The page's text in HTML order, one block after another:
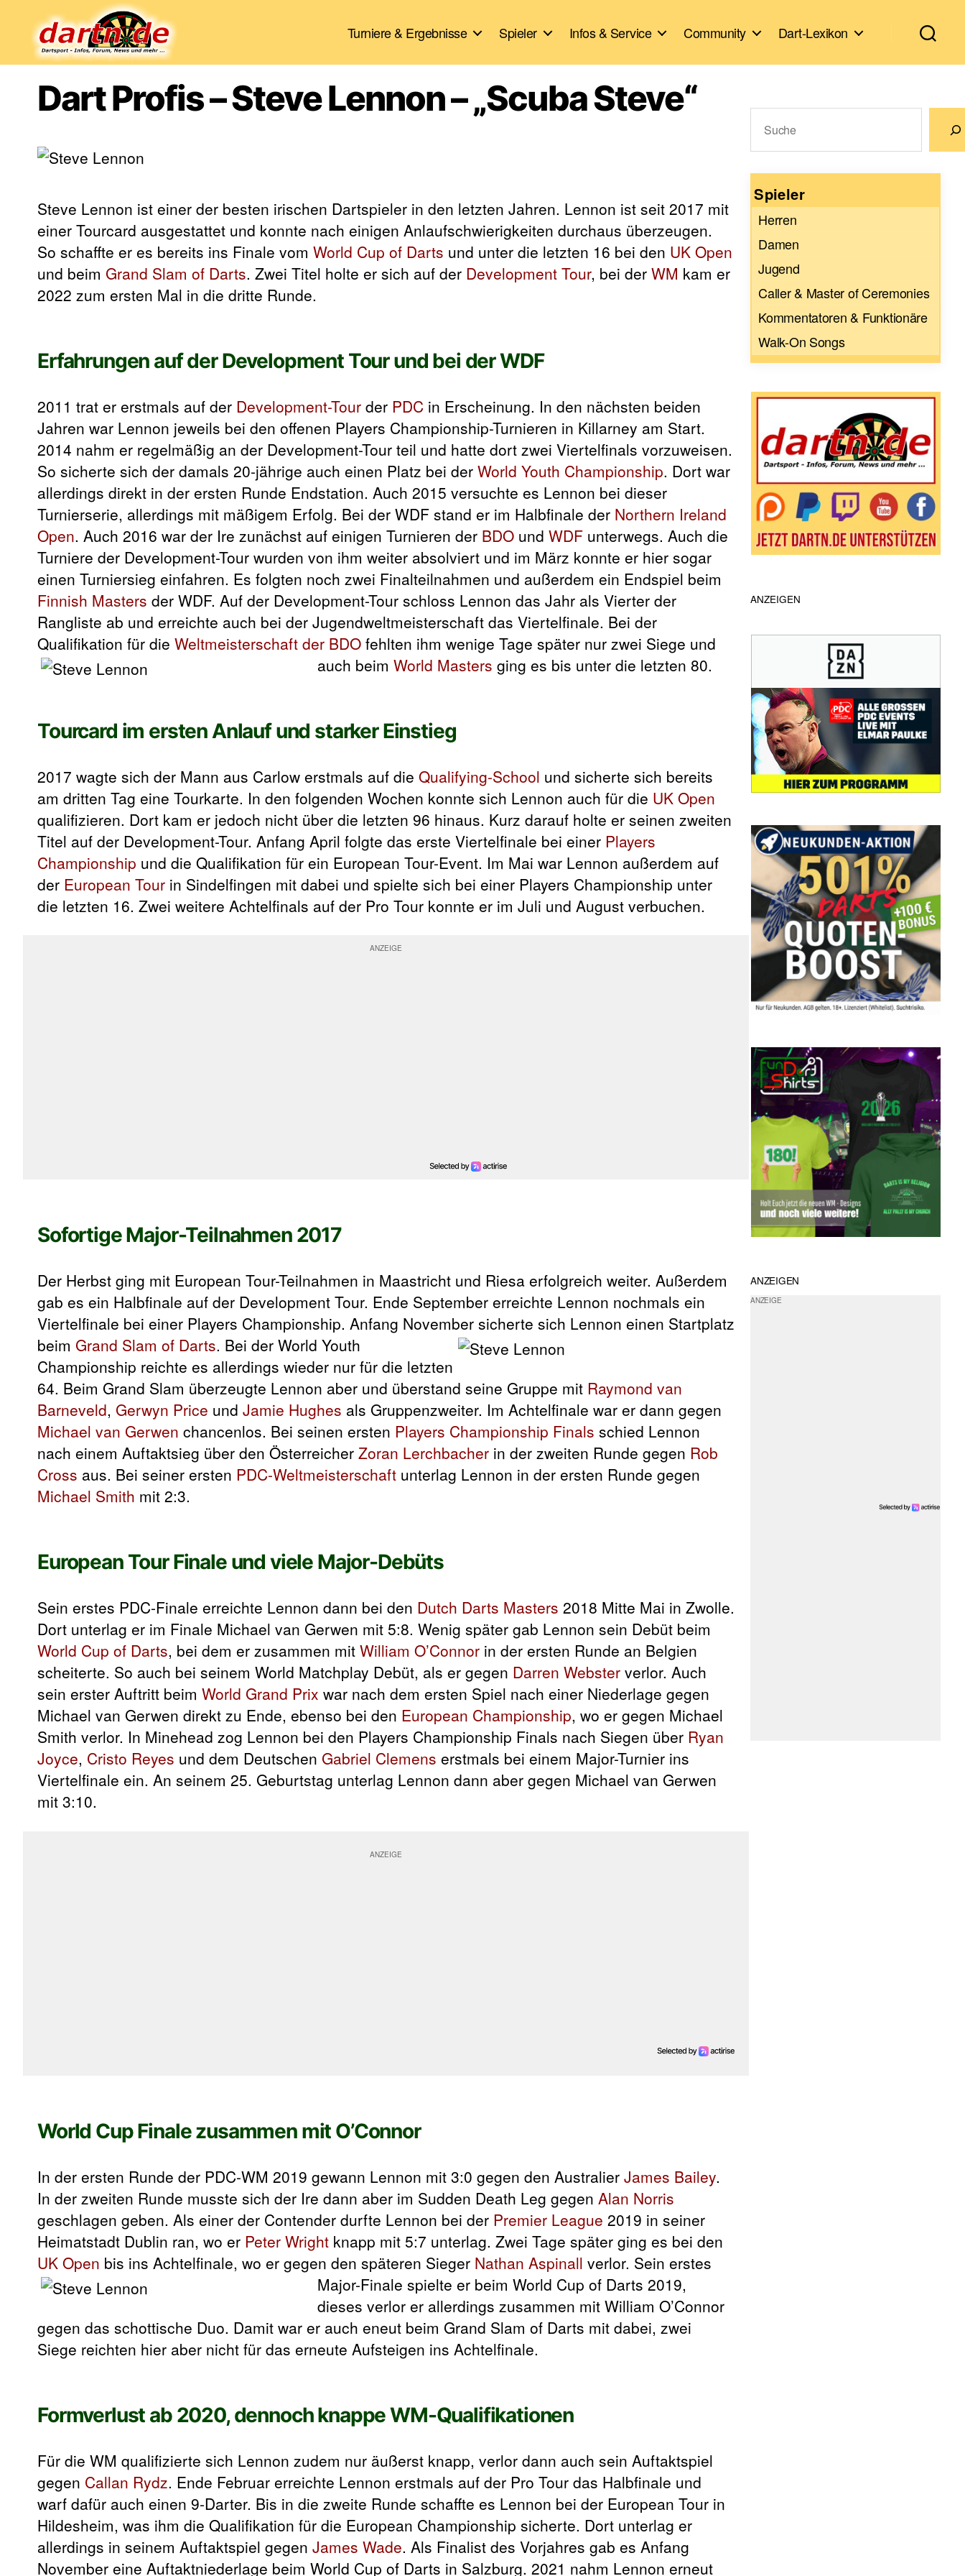
Turniere & Ergebnisse Spieler Infos & Service Community Dart-Lexikon
Dart Profis – Steve Lennon – „Scuba Steve“
Steve Lennon ist einer der besten irischen Dartspieler in den letzten Jahren. Lennon ist seit 2017 mit
einer Tourcard ausgestattet und konnte nach einigen Anlaufschwierigkeiten durchaus überzeugen.
So schaffte er es bereits ins Finale vom World Cup of Darts und unter die letzten 16 bei den UK Open
und beim Grand Slam of Darts. Zwei Titel holte er sich auf der Development Tour, bei der WM kam er
2022 zum ersten Mal in die dritte Runde.
Erfahrungen auf der Development Tour und bei der WDF
2011 trat er erstmals auf der Development-Tour der PDC in Erscheinung. In den nächsten beiden
Jahren war Lennon jeweils bei den offenen Players Championship-Turnieren in Killarney am Start.
2014 nahm er regelmäßig an der Development-Tour teil und hatte dort zwei Viertelfinals vorzuweisen.
So sicherte sich der damals 20-jährige auch einen Platz bei der World Youth Championship. Dort war
allerdings direkt in der ersten Runde Endstation. Auch 2015 versuchte es Lennon bei dieser
Turnierserie, allerdings mit mäßigem Erfolg. Bei der WDF stand er im Halbfinale der Northern Ireland
Open. Auch 2016 war der Ire zunächst auf einigen Turnieren der BDO und WDF unterwegs. Auch die
Turniere der Development-Tour wurden von ihm weiter absolviert und im März konnte er hier sogar
einen Turniersieg einfahren. Es folgten noch zwei Finalteilnahmen und außerdem ein Endspiel beim
Finnish Masters der WDF. Auf der Development-Tour schloss Lennon das Jahr als Vierter der
Rangliste ab und erreichte auch bei der Jugendweltmeisterschaft das Viertelfinale. Bei der
Qualifikation für die Weltmeisterschaft der BDO fehlten ihm wenige Tage später nur zwei Siege und
auch beim World Masters ging es bis unter die letzten 80.
Tourcard im ersten Anlauf und starker Einstieg
2017 wagte sich der Mann aus Carlow erstmals auf die Qualifying-School und sicherte sich bereits
am dritten Tag eine Tourkarte. In den folgenden Wochen konnte sich Lennon auch für die UK Open
qualifizieren. Dort kam er jedoch nicht über die letzten 96 hinaus. Kurz darauf holte er seinen zweiten
Titel auf der Development-Tour. Anfang April folgte das erste Viertelfinale bei einer Players
Championship und die Qualifikation für ein European Tour-Event. Im Mai war Lennon außerdem auf
der European Tour in Sindelfingen mit dabei und spielte sich bei einer Players Championship unter
die letzten 16. Zwei weitere Achtelfinals auf der Pro Tour konnte er im Juli und August verbuchen.
Sofortige Major-Teilnahmen 2017
Der Herbst ging mit European Tour-Teilnahmen in Maastricht und Riesa erfolgreich weiter. Außerdem
gab es ein Halbfinale auf der Development Tour. Ende September erreichte Lennon nochmals ein
Viertelfinale bei einer Players Championship. Anfang November sicherte sich Lennon einen Startplatz
beim Grand Slam of Darts. Bei der World Youth
Championship reichte es allerdings wieder nur für die letzten
64. Beim Grand Slam überzeugte Lennon aber und überstand seine Gruppe mit Raymond van
Barneveld, Gerwyn Price und Jamie Hughes als Gruppenzweiter. Im Achtelfinale war er dann gegen
Michael van Gerwen chancenlos. Bei seinen ersten Players Championship Finals schied Lennon
nach einem Auftaktsieg über den Österreicher Zoran Lerchbacher in der zweiten Runde gegen Rob
Cross aus. Bei seiner ersten PDC-Weltmeisterschaft unterlag Lennon in der ersten Runde gegen
Michael Smith mit 2:3.
European Tour Finale und viele Major-Debüts
Sein erstes PDC-Finale erreichte Lennon dann bei den Dutch Darts Masters 2018 Mitte Mai in Zwolle.
Dort unterlag er im Finale Michael van Gerwen mit 5:8. Wenig später gab Lennon sein Debüt beim
World Cup of Darts, bei dem er zusammen mit William O’Connor in der ersten Runde an Belgien
scheiterte. So auch bei seinem World Matchplay Debüt, als er gegen Darren Webster verlor. Auch
sein erster Auftritt beim World Grand Prix war nach dem ersten Spiel nach einer Niederlage gegen
Michael van Gerwen direkt zu Ende, ebenso bei den European Championship, wo er gegen Michael
Smith verlor. In Minehead zog Lennon bei den Players Championship Finals nach Siegen über Ryan
Joyce, Cristo Reyes und dem Deutschen Gabriel Clemens erstmals bei einem Major-Turnier ins
Viertelfinale ein. An seinem 25. Geburtstag unterlag Lennon dann aber gegen Michael van Gerwen
mit 3:10.
World Cup Finale zusammen mit O’Connor
In der ersten Runde der PDC-WM 2019 gewann Lennon mit 3:0 gegen den Australier James Bailey.
In der zweiten Runde musste sich der Ire dann aber im Sudden Death Leg gegen Alan Norris
geschlagen geben. Als einer der Contender durfte Lennon bei der Premier League 2019 in seiner
Heimatstadt Dublin ran, wo er Peter Wright knapp mit 5:7 unterlag. Zwei Tage später ging es bei den
UK Open bis ins Achtelfinale, wo er gegen den späteren Sieger Nathan Aspinall verlor. Sein erstes
Major-Finale spielte er beim World Cup of Darts 2019,
dieses verlor er allerdings zusammen mit William O’Connor
gegen das schottische Duo. Damit war er auch eneut beim Grand Slam of Darts mit dabei, zwei
Siege reichten hier aber nicht für das erneute Aufsteigen ins Achtelfinale.
Formverlust ab 2020, dennoch knappe WM-Qualifikationen
Für die WM qualifizierte sich Lennon zudem nur äußerst knapp, verlor dann auch sein Auftaktspiel
gegen Callan Rydz. Ende Februar erreichte Lennon erstmals auf der Pro Tour das Halbfinale und
warf dafür auch einen 9-Darter. Bis in die zweite Runde schaffte es Lennon bei der European Tour in
Hildesheim, was ihm die Qualifikation für die European Championship sicherte. Dort unterlag er
allerdings in seinem Auftaktspiel gegen James Wade. Als Finalist des Vorjahres gab es Anfang
November eine Auftaktniederlage beim World Cup of Darts in Salzburg. 2021 nahm Lennon erneut
Spieler
Herren
Damen
Jugend
Caller & Master of Ceremonies
Kommentatoren & Funktionäre
Walk-On Songs
ANZEIGEN
ANZEIGEN